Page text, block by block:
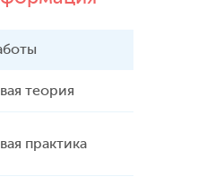
теория
практика